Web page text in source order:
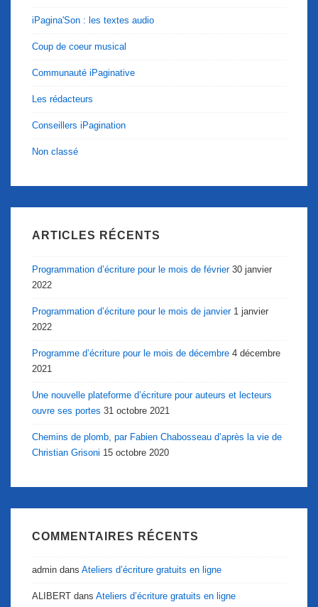
iPagina'Son : les textes audio
Coup de coeur musical
Communauté iPaginative
Les rédacteurs
Conseillers iPagination
Non classé
ARTICLES RÉCENTS
Programmation d’écriture pour le mois de février 30 janvier
2022
Programmation d’écriture pour le mois de janvier 1 janvier
2022
Programme d’écriture pour le mois de décembre 4 décembre
2021
Une nouvelle plateforme d’écriture pour auteurs et lecteurs
ouvre ses portes 31 octobre 2021
Chemins de plomb, par Fabien Chabosseau d’après la vie de
Christian Grisoni 15 octobre 2020
COMMENTAIRES RÉCENTS
admin dans Ateliers d’écriture gratuits en ligne
ALIBERT dans Ateliers d’écriture gratuits en ligne